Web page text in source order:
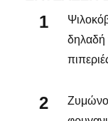
δηλαδή